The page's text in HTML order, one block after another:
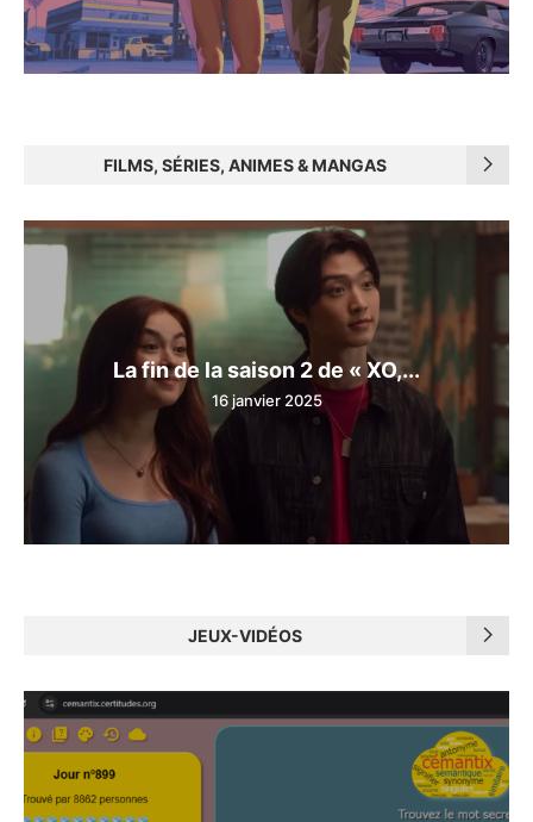
FILMS, SÉRIES, ANIMES & MANGAS
La fin de la saison 2 de « XO,...
16 janvier 2025
JEUX-VIDÉOS